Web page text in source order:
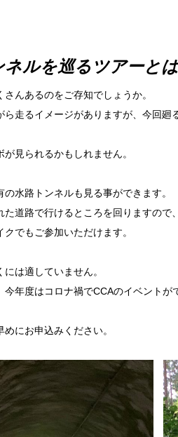
ルを巡るツアーと
んあるのをご存知でしょうか。
走るイメージがありますが、今回
見られるかもしれません。
水路トンネルも見る事ができます。
道路で行けるところを回りますの
でもご参加いただけます。
は適していません。
年度はコロナ禍でCCAのイベント
にお申込みください。